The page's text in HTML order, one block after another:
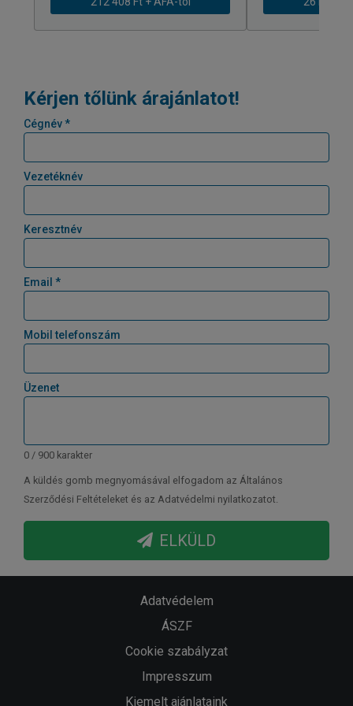
Kérjen tőlünk árajánlatot!
Cégnév *
Vezetéknév
Keresztnév
Email *
Mobil telefonszám
Üzenet
0 / 900 karakter
A küldés gomb megnyomásával elfogadom az Általános
Szerződési Feltételeket és az Adatvédelmi nyilatkozatot.
ELKÜLD
Adatvédelem
ÁSZF
Cookie szabályzat
Impresszum
Kiemelt ajánlataink